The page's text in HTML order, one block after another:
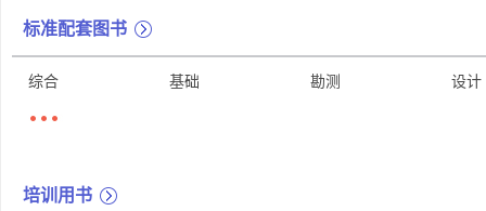
标准配套图书
综合 基础 勘测 设计
培训用书